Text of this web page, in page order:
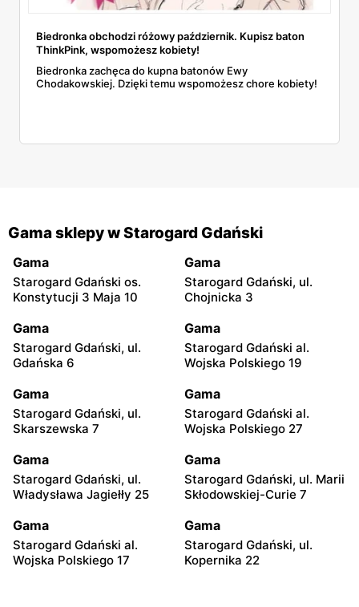
Biedronka obchodzi różowy październik. Kupisz baton
ThinkPink, wspomożesz kobiety!
Biedronka zachęca do kupna batonów Ewy
Chodakowskiej. Dzięki temu wspomożesz chore kobiety!
Gama sklepy w Starogard Gdański
Gama
Starogard Gdański os.
Konstytucji 3 Maja 10
Gama
Starogard Gdański, ul.
Chojnicka 3
Gama
Starogard Gdański, ul.
Gdańska 6
Gama
Starogard Gdański al.
Wojska Polskiego 19
Gama
Starogard Gdański, ul.
Skarszewska 7
Gama
Starogard Gdański al.
Wojska Polskiego 27
Gama
Starogard Gdański, ul.
Władysława Jagiełły 25
Gama
Starogard Gdański, ul. Marii
Skłodowskiej-Curie 7
Gama
Starogard Gdański al.
Wojska Polskiego 17
Gama
Starogard Gdański, ul.
Kopernika 22